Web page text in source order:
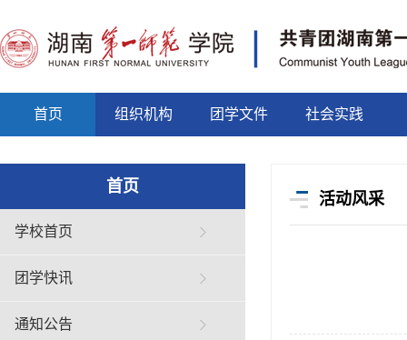
首页 组织机构 团学文件 社会实践
首页
学校首页
团学快讯
通知公告
活动风采